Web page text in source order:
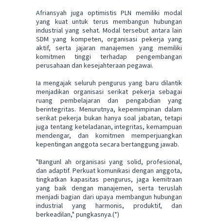
Afriansyah juga optimistis PLN memiliki modal
yang kuat untuk terus membangun hubungan
industrial yang sehat. Modal tersebut antara lain
SDM yang kompeten, organisasi pekerja yang
aktif, serta jajaran manajemen yang memiliki
komitmen tinggi terhadap pengembangan
perusahaan dan kesejahteraan pegawai.
Ia mengajak seluruh pengurus yang baru dilantik
menjadikan organisasi serikat pekerja sebagai
ruang pembelajaran dan pengabdian yang
berintegritas. Menurutnya, kepemimpinan dalam
serikat pekerja bukan hanya soal jabatan, tetapi
juga tentang keteladanan, integritas, kemampuan
mendengar, dan komitmen memperjuangkan
kepentingan anggota secara bertanggung jawab.
"Bangunl ah organisasi yang solid, profesional,
dan adaptif. Perkuat komunikasi dengan anggota,
tingkatkan kapasitas pengurus, jaga kemitraan
yang baik dengan manajemen, serta teruslah
menjadi bagian dari upaya membangun hubungan
industrial yang harmonis, produktif, dan
berkeadilan," pungkasnya.(*)